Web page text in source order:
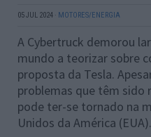
05 JUL 2024 · MOTORES/ENERGIA
A Cybertruck demorou
mundo a teorizar sobre
proposta da Tesla.
problemas que têm sido
pode ter-se tornado na
Unidos da América (EUA).